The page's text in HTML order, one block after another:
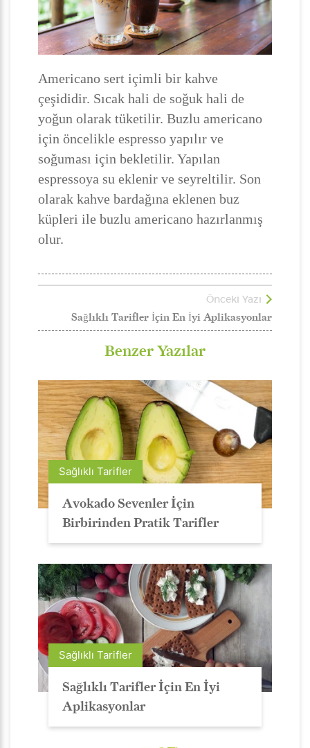
Americano sert içimli bir kahve
çeşididir. Sıcak hali de soğuk hali de
yoğun olarak tüketilir. Buzlu americano
için öncelikle espresso yapılır ve
soğuması için bekletilir. Yapılan
espressoya su eklenir ve seyreltilir. Son
olarak kahve bardağına eklenen buz
küpleri ile buzlu americano hazırlanmış
olur.
Önceki Yazı
Sağlıklı Tarifler İçin En İyi Aplikasyonlar
Benzer Yazılar
Sağlıklı Tarifler
Avokado Sevenler İçin
Birbirinden Pratik Tarifler
Sağlıklı Tarifler
Sağlıklı Tarifler İçin En İyi
Aplikasyonlar